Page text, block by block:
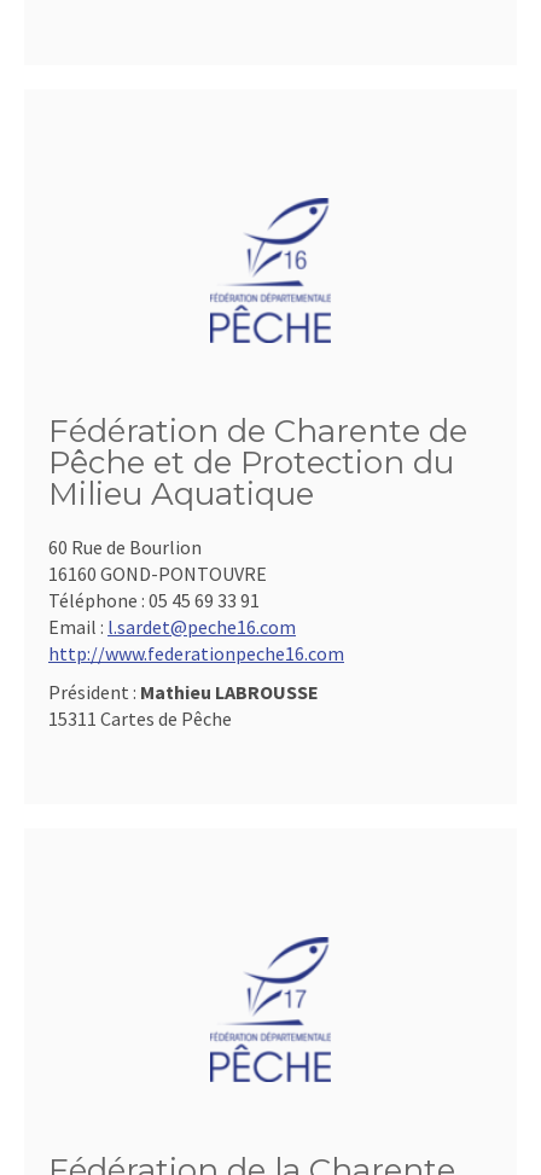
Fédération de Charente de
Pêche et de Protection du
Milieu Aquatique
60 Rue de Bourlion
16160 GOND-PONTOUVRE
Téléphone : 05 45 69 33 91
Email : l.sardet@peche16.com
http://www.federationpeche16.com
Président : Mathieu LABROUSSE
15311 Cartes de Pêche